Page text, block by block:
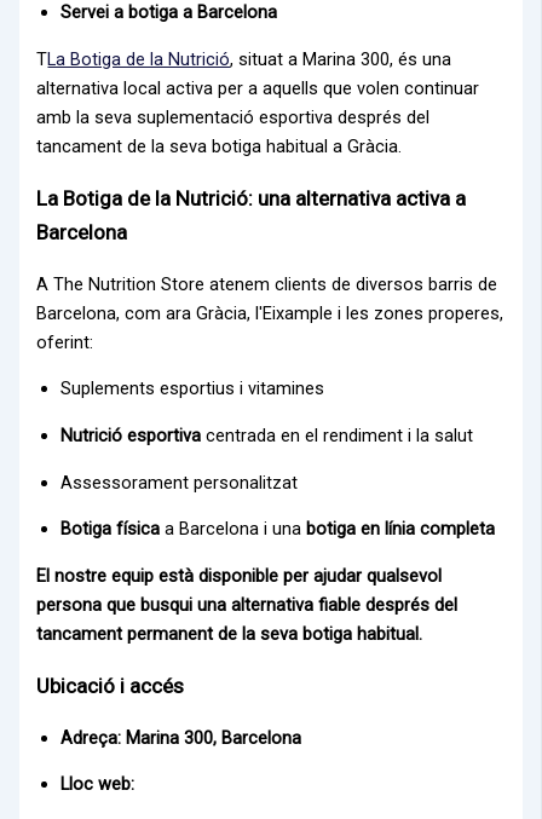
Servei a botiga a Barcelona
TLa Botiga de la Nutrició, situat a Marina 300, és una
alternativa local activa per a aquells que volen continuar
amb la seva suplementació esportiva després del
tancament de la seva botiga habitual a Gràcia.
La Botiga de la Nutrició: una alternativa activa a
Barcelona
A The Nutrition Store atenem clients de diversos barris de
Barcelona, com ara Gràcia, l'Eixample i les zones properes,
oferint:
Suplements esportius i vitamines
Nutrició esportiva centrada en el rendiment i la salut
Assessorament personalitzat
Botiga física a Barcelona i unabotiga en línia completa
El nostre equip està disponible per ajudar qualsevol
persona que busqui una alternativa fiable després del
tancament permanent de la seva botiga habitual.
Ubicació i accés
Adreça: Marina 300, Barcelona
Lloc web: